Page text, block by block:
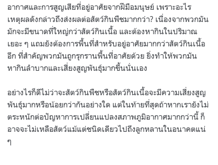
อากาศและการสูญเสียที่อยู่อาศัยจากฝีมือมนุษย์ เพราะอะไร
เหตุผลดังกล่าวถึงส่งผลต่อสัตว์กินพืชมากกว่า? เนื่องจากพวกมัน
มักจะมีขนาดที่ใหญ่กว่าสัตว์กินเนื้อ และต้องหากินในปริมาณ
เยอะ ๆ แถมยังต้องการพื้นที่สำหรับอยู่อาศัยมากกว่าสัตว์กินเนื้อ
อีก ที่สำคัญพวกมันถูกรุกรานพื้นที่อาศัยด้วย ยิ่งทำให้พวกมัน
หากินลำบากและเสี่ยงสูญพันธุ์มากขึ้นนั่นเอง
อย่างไรก็ดีไม่ว่าจะสัตว์กินพืชหรือสัตว์กินเนื้อจะมีความเสี่ยงสูญ
พันธุ์มากหรือน้อยกว่ากันอย่างใด แต่ในท้ายที่สุดถ้าหากเรายังไม่
ตระหนักต่อปัญหาการเปลี่ยนแปลงสภาพภูมิอากาศมากกว่านี้ ก็
อาจจะไม่เหลือสัตว์แม้แต่ชนิดเดียวไปถึงลูกหลานในอนาคตแน่
ๆ